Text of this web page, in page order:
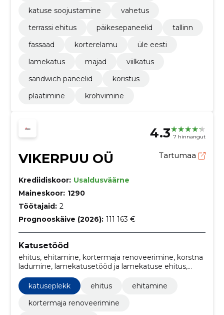
katuse soojustamine
vahetus
terrassi ehitus
päikesepaneelid
tallinn
fassaad
korterelamu
üle eesti
lamekatus
majad
viilkatus
sandwich paneelid
koristus
plaatimine
krohvimine
4.3 7 hinnangut
VIKERPUU OÜ Tartumaa
Krediidiskoor: Usaldusväärne
Maineskoor: 1290
Töötajaid: 2
Prognooskäive (2026): 111 163 €
Katusetööd
ehitus, ehitamine, kortermaja renoveerimine, korstna
ladumine, lamekatusetööd ja lamekatuse ehitus,
Katuse renoveerimine ja remont, katuse
paigaldamine, katuse hooldus, katuse paigaldamine,
Projekteerimine
katuseplekk ehitus
ehitamine
kortermaja renoveerimine